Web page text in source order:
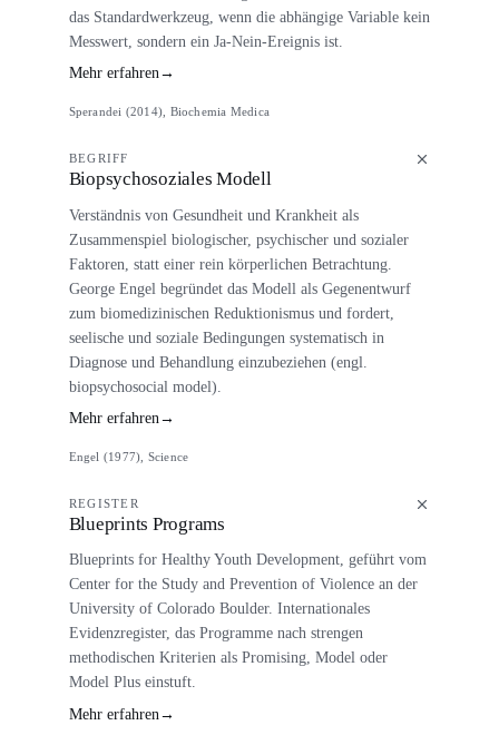
das Standardwerkzeug, wenn die abhängige Variable kein
Messwert, sondern ein Ja-Nein-Ereignis ist.
Mehr erfahren→
Sperandei (2014), Biochemia Medica
BEGRIFF
Biopsychosoziales Modell
Verständnis von Gesundheit und Krankheit als
Zusammenspiel biologischer, psychischer und sozialer
Faktoren, statt einer rein körperlichen Betrachtung.
George Engel begründet das Modell als Gegenentwurf
zum biomedizinischen Reduktionismus und fordert,
seelische und soziale Bedingungen systematisch in
Diagnose und Behandlung einzubeziehen (engl.
biopsychosocial model).
Mehr erfahren →
Engel (1977), Science
REGISTER
Blueprints Programs
Blueprints for Healthy Youth Development, geführt vom
Center for the Study and Prevention of Violence an der
University of Colorado Boulder. Internationales
Evidenzregister, das Programme nach strengen
methodischen Kriterien als Promising, Model oder
Model Plus einstuft.
Mehr erfahren →